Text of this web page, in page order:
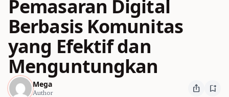
Pemasaran Digital
Berbasis Komunitas
yang Efektif dan
Menguntungkan
Mega
Author ios_share bookmark_add